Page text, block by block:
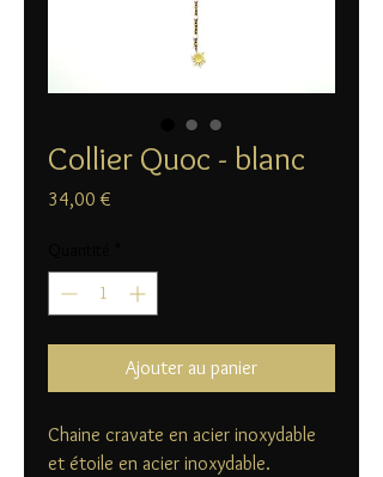
Collier Quoc - blanc
34,00 €
Ajouter au panier
Chaine cravate en acier inoxydable
et étoile en acier inoxydable.